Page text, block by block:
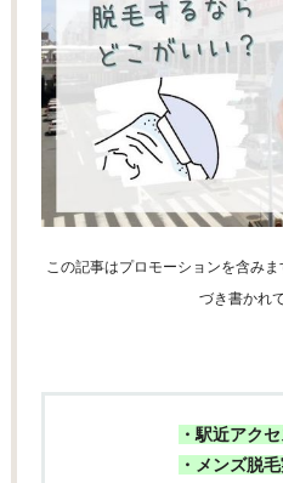
この記事はプロモーションを含み
づき書かれ
・駅近アク
・メンズ脱